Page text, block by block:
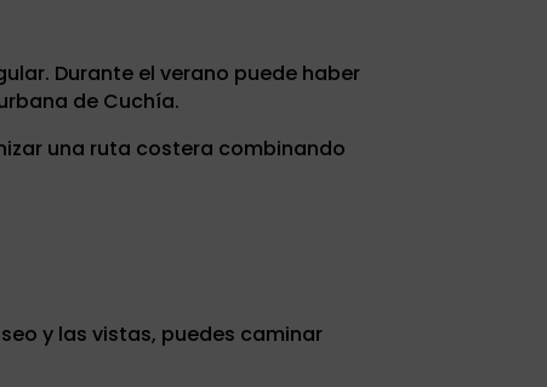
Durante el verano puede haber
de Cuchía.
una ruta costera combinando
y las vistas, puedes caminar